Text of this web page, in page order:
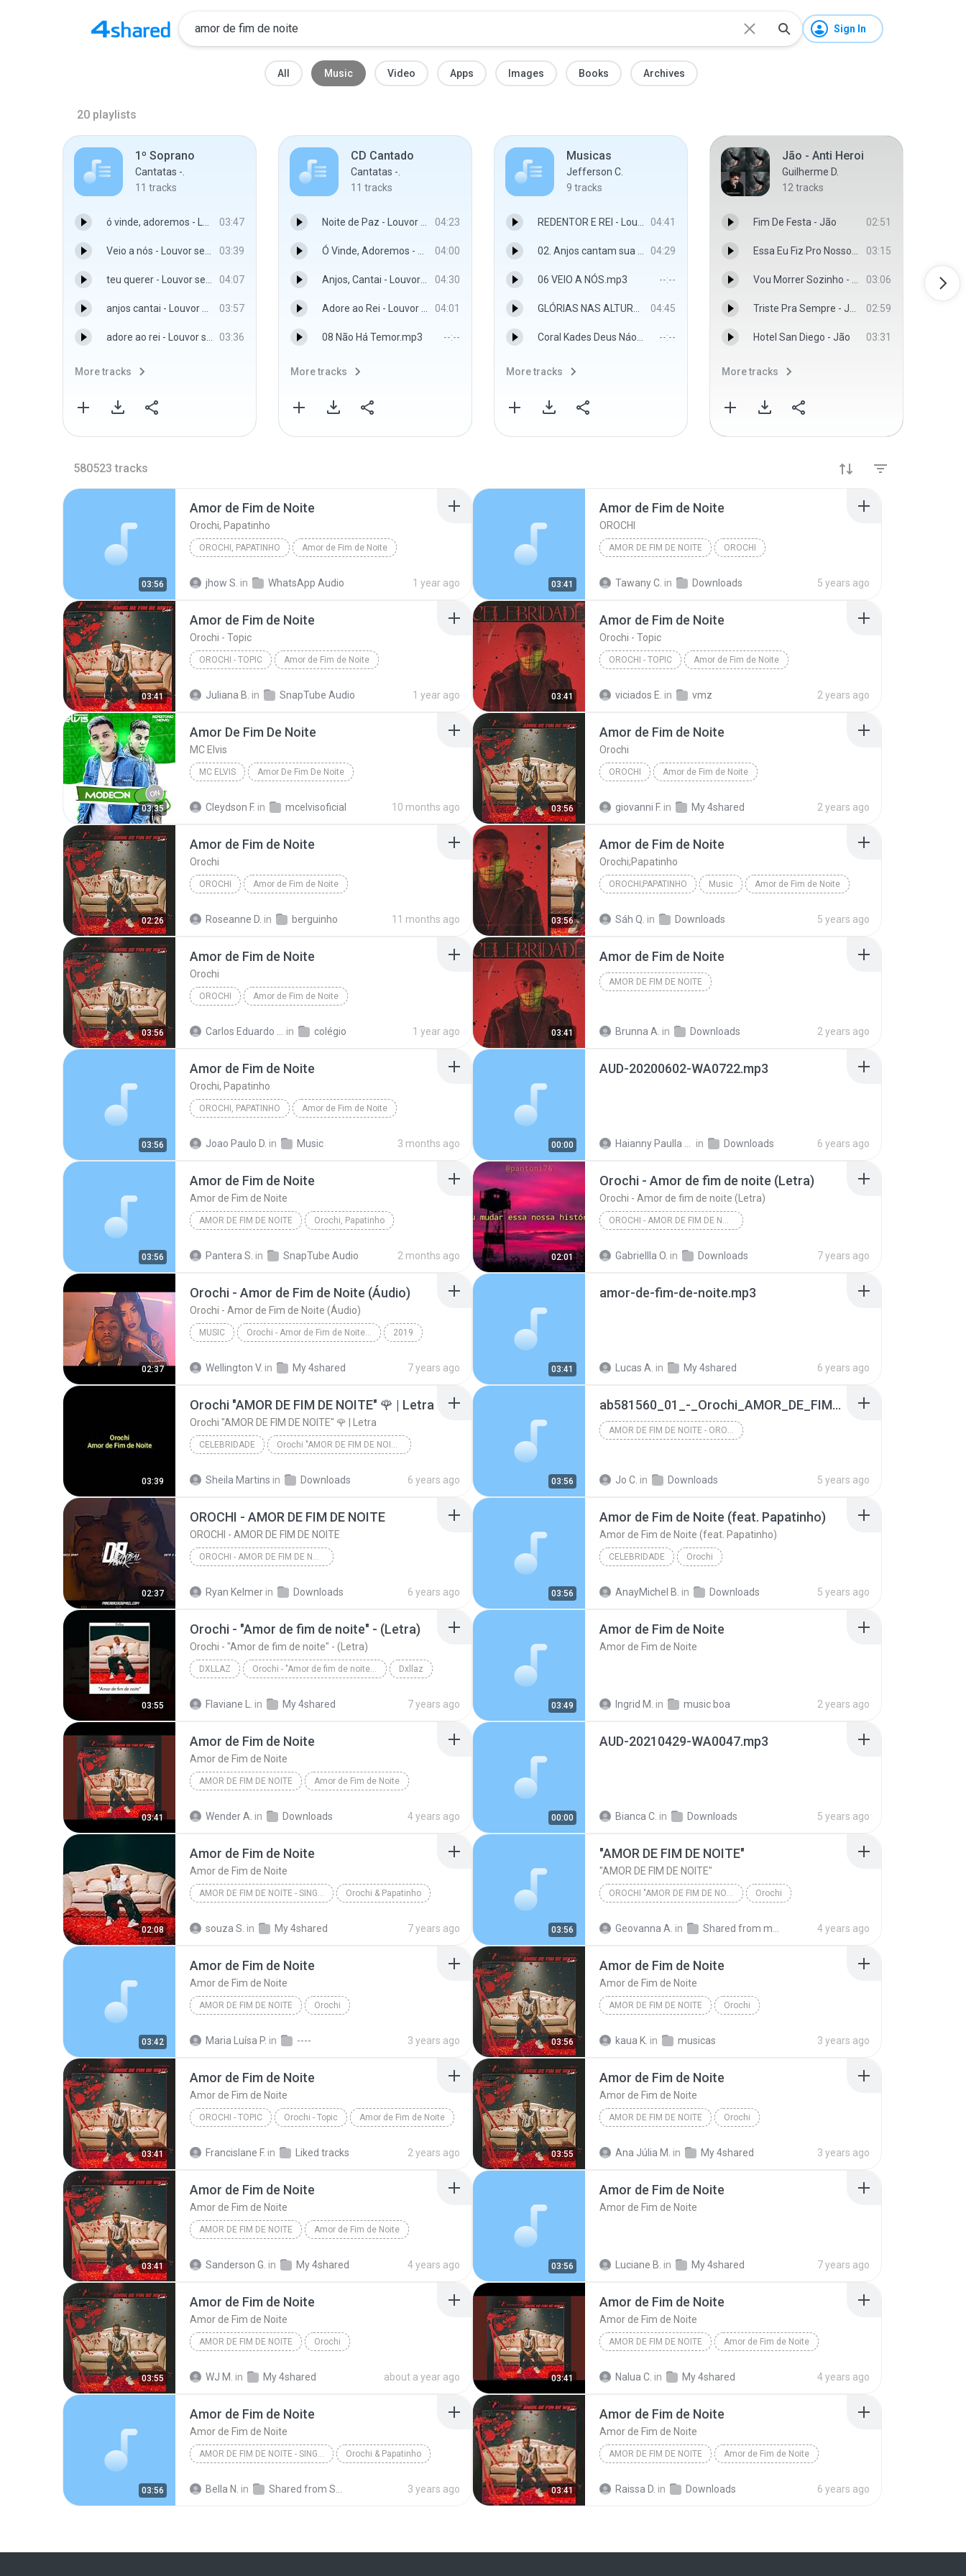
Sign In
All Music Video Apps Images Books Archives
20 playlists
1º Soprano
Cantatas -.
11 tracks
ó vinde, adoremos - Louvor sem fim 03:47
Veio a nós - Louvor sem fim 03:39
teu querer - Louvor sem fim 04:07
anjos cantai - Louvor sem fim 03:57
adore ao rei - Louvor sem fim 03:36
More tracks
CD Cantado
Cantatas -.
11 tracks
Noite de Paz - Louvor sem fim 04:23
Ó Vinde, Adoremos - Louvor sem fim 04:00
Anjos, Cantai - Louvor sem fim 04:30
Adore ao Rei - Louvor sem fim 04:01
08 Não Há Temor.mp3 --:--
More tracks
Musicas
Jefferson C.
9 tracks
REDENTOR E REI - Louvor sem fim 04:41
02. Anjos cantam sua Glória.mp3 04:29
06 VEIO A NÓS.mp3 --:--
GLÓRIAS NAS ALTURAS - Louvor sem fim 04:45
Coral Kades Deus Náo Desistiu De Mim.mp3 --:--
More tracks
Jão - Anti Heroi
Guilherme D.
12 tracks
Fim De Festa - Jão 02:51
Essa Eu Fiz Pro Nosso Amor - Jão 03:15
Vou Morrer Sozinho - Jão 03:06
Triste Pra Sempre - Jão 02:59
Hotel San Diego - Jão 03:31
More tracks
580523 tracks
03:56
Amor de Fim de Noite
Orochi, Papatinho
OROCHI, PAPATINHO Amor de Fim de Noite
jhow S. in WhatsApp Audio 1 year ago 03:41
Amor de Fim de Noite
OROCHI
AMOR DE FIM DE NOITE OROCHI
Tawany C. in Downloads 5 years ago
03:41
Amor de Fim de Noite
Orochi - Topic
OROCHI - TOPIC Amor de Fim de Noite
Juliana B. in SnapTube Audio 1 year ago 03:41
Amor de Fim de Noite
Orochi - Topic
OROCHI - TOPIC Amor de Fim de Noite
viciados E. in vmz 2 years ago
03:35
Amor De Fim De Noite
MC Elvis
MC ELVIS Amor De Fim De Noite
Cleydson F. in mcelvisoficial 10 months ago 03:56
Amor de Fim de Noite
Orochi
OROCHI Amor de Fim de Noite
giovanni F. in My 4shared 2 years ago
02:26
Amor de Fim de Noite
Orochi
OROCHI Amor de Fim de Noite
Roseanne D. in berguinho 11 months ago 03:56
Amor de Fim de Noite
Orochi;Papatinho
OROCHI;PAPATINHO Music Amor de Fim de Noite
Sáh Q. in Downloads 5 years ago
03:56
Amor de Fim de Noite
Orochi
OROCHI Amor de Fim de Noite
Carlos Eduardo Tarnowski in colégio 1 year ago 03:41
Amor de Fim de Noite
AMOR DE FIM DE NOITE
Brunna A. in Downloads 2 years ago
03:56
Amor de Fim de Noite
Orochi, Papatinho
OROCHI, PAPATINHO Amor de Fim de Noite
Joao Paulo D. in Music 3 months ago 00:00
AUD-20200602-WA0722.mp3
Haianny Paulla Barros H. in Downloads 6 years ago
03:56
Amor de Fim de Noite
Amor de Fim de Noite
AMOR DE FIM DE NOITE Orochi, Papatinho
Pantera S. in SnapTube Audio 2 months ago 02:01
Orochi - Amor de fim de noite (Letra)
Orochi - Amor de fim de noite (Letra)
OROCHI - AMOR DE FIM DE NOITE (LETRA)
Gabriellla O. in Downloads 7 years ago
02:37
Orochi - Amor de Fim de Noite (Áudio)
Orochi - Amor de Fim de Noite (Áudio)
MUSIC Orochi - Amor de Fim de Noite (Áudio) 2019
Wellington V. in My 4shared 7 years ago 03:41
amor-de-fim-de-noite.mp3
Lucas A. in My 4shared 6 years ago
03:39
Orochi "AMOR DE FIM DE NOITE" 🌹 | Letra
Orochi "AMOR DE FIM DE NOITE" 🌹 | Letra
CELEBRIDADE Orochi "AMOR DE FIM DE NOITE" 🌹 | Letra
Sheila Martins in Downloads 6 years ago 03:56
ab581560_01_-_Orochi_AMOR_DE_FIM_DE_NOITE_(Prod._Papatinho)_37870554.mp3
AMOR DE FIM DE NOITE - OROCHI
Jo C. in Downloads 5 years ago
02:37
OROCHI - AMOR DE FIM DE NOITE
OROCHI - AMOR DE FIM DE NOITE
OROCHI - AMOR DE FIM DE NOITE
Ryan Kelmer in Downloads 6 years ago 03:56
Amor de Fim de Noite (feat. Papatinho)
Amor de Fim de Noite (feat. Papatinho)
CELEBRIDADE Orochi
AnayMichel B. in Downloads 5 years ago
03:55
Orochi - "Amor de fim de noite" - (Letra)
Orochi - "Amor de fim de noite" - (Letra)
DXLLAZ Orochi - "Amor de fim de noite" - (Letra) Dxllaz
Flaviane L. in My 4shared 7 years ago 03:49
Amor de Fim de Noite
Amor de Fim de Noite
Ingrid M. in music boa 2 years ago
03:41
Amor de Fim de Noite
Amor de Fim de Noite
AMOR DE FIM DE NOITE Amor de Fim de Noite
Wender A. in Downloads 4 years ago 00:00
AUD-20210429-WA0047.mp3
Bianca C. in Downloads 5 years ago
02:08
Amor de Fim de Noite
Amor de Fim de Noite
AMOR DE FIM DE NOITE - SINGLE Orochi & Papatinho
souza S. in My 4shared 7 years ago 03:56
"AMOR DE FIM DE NOITE"
"AMOR DE FIM DE NOITE"
OROCHI "AMOR DE FIM DE NOITE" Orochi
Geovanna A. in 4 years ago
03:42
Amor de Fim de Noite
Amor de Fim de Noite
AMOR DE FIM DE NOITE Orochi
Maria Luísa P. in ---- 3 years ago 03:56
Amor de Fim de Noite
Amor de Fim de Noite
AMOR DE FIM DE NOITE Orochi
kaua K. in musicas 3 years ago
03:41
Amor de Fim de Noite
Amor de Fim de Noite
OROCHI - TOPIC Orochi - Topic Amor de Fim de Noite
Francislane F. in Liked tracks 2 years ago 03:55
Amor de Fim de Noite
Amor de Fim de Noite
AMOR DE FIM DE NOITE Orochi
Ana Júlia M. in My 4shared 3 years ago
03:41
Amor de Fim de Noite
Amor de Fim de Noite
AMOR DE FIM DE NOITE Amor de Fim de Noite
Sanderson G. in My 4shared 4 years ago 03:56
Amor de Fim de Noite
Amor de Fim de Noite
Luciane B. in My 4shared 7 years ago
03:55
Amor de Fim de Noite
Amor de Fim de Noite
AMOR DE FIM DE NOITE Orochi
WJ M. in My 4shared about a year ago 03:41
Amor de Fim de Noite
Amor de Fim de Noite
AMOR DE FIM DE NOITE Amor de Fim de Noite
Nalua C. in My 4shared 4 years ago
03:56
Amor de Fim de Noite
Amor de Fim de Noite
AMOR DE FIM DE NOITE - SINGLE Orochi & Papatinho
Bella N. in 3 years ago 03:41
Amor de Fim de Noite
Amor de Fim de Noite
AMOR DE FIM DE NOITE Amor de Fim de Noite
Raissa D. in Downloads 6 years ago